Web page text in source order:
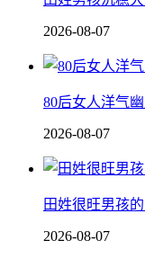
2026-08-07
80后女人洋气
2026-08-07
田姓很旺男孩
2026-08-07